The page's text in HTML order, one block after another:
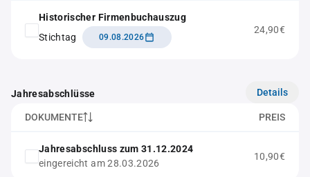
Historischer Firmenbuchauszug
Stichtag
09.08.2026
24,90€
Jahresabschlüsse Details
DOKUMENTE PREIS
Jahresabschluss zum 31.12.2024
eingereicht am 28.03.2026
10,90€